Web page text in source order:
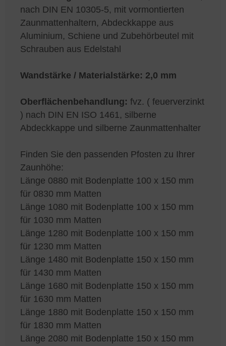
nach DIN EN 10305-5, mit vormontierten
Zaunmattenhaltern, Abdeckkappe aus
Aluminium, Schiene und Zubehörbeutel mit
Schrauben aus Edelstahl
Wandstärke / Materialstärke: 2,0 mm
Oberflächenbehandlung: fvz. ( feuerverzinkt
) nach DIN EN ISO 1461, silberne
Abdeckkappe und silberne Zaunmattenhalter
Finden Sie den passenden Pfosten zu Ihrer
Zaunhöhe:
Länge 0880 mit Bodenplatte 100 x 150 mm
für 0830 mm Matten
Länge 1080 mit Bodenplatte 100 x 150 mm
für 1030 mm Matten
Länge 1280 mit Bodenplatte 100 x 150 mm
für 1230 mm Matten
Länge 1480 mit Bodenplatte 150 x 150 mm
für 1430 mm Matten
Länge 1680 mit Bodenplatte 150 x 150 mm
für 1630 mm Matten
Länge 1880 mit Bodenplatte 150 x 150 mm
für 1830 mm Matten
Länge 2080 mit Bodenplatte 150 x 150 mm